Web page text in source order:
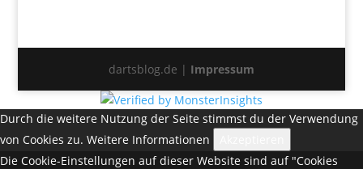
dartsblog.de | Impressum
Durch die weitere Nutzung der Seite stimmst du der Verwendung
von Cookies zu. Weitere Informationen
Die Cookie-Einstellungen auf dieser Website sind auf "Cookies